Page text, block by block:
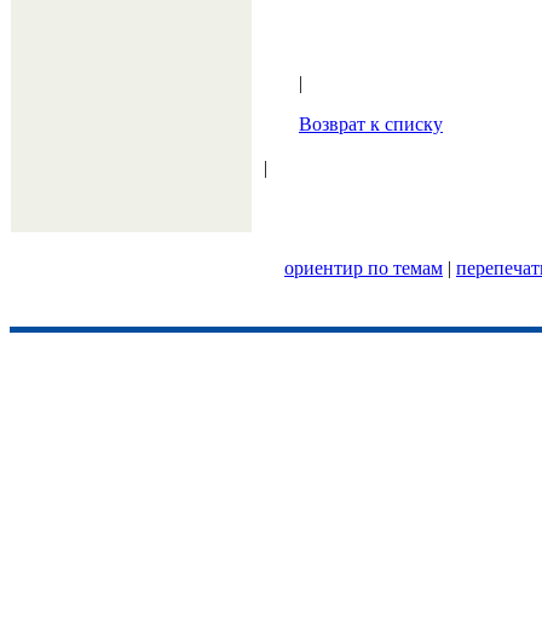
|
Возврат к списку
|
ориентир по темам |